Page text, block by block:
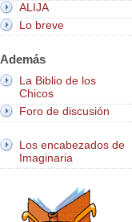
ALIJA
Lo breve
Además
La Biblio de los
Chicos
Foro de discusión
Los encabezados de
Imaginaria